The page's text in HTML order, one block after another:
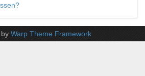
Warp Theme Framework